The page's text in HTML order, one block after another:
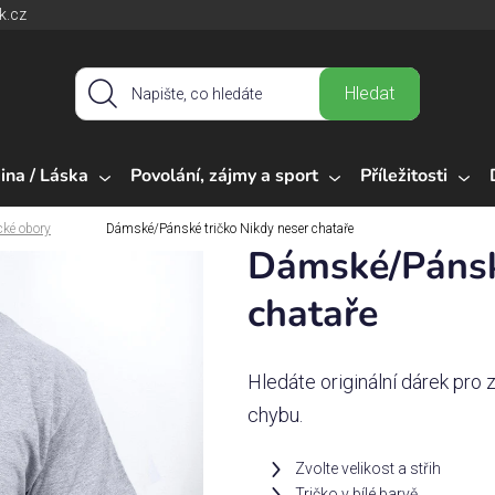
Hledat
/ Láska Povolání, zájmy a sport Příležitosti
obory Dámské/Pánské tričko Nikdy neser chataře
Dámské/
chataře
Hledáte originální dárek pro
chybu.
Zvolte velikost a střih